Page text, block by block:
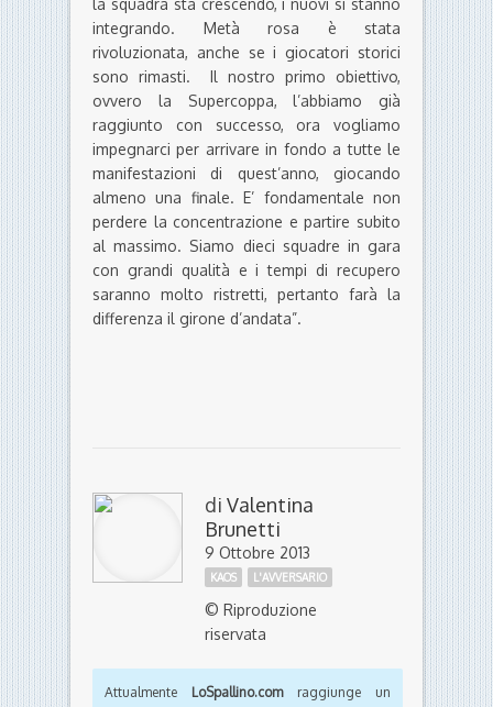
la squadra sta crescendo, i nuovi si stanno
integrando. Metà rosa è stata
rivoluzionata, anche se i giocatori storici
sono rimasti. Il nostro primo obiettivo,
ovvero la Supercoppa, l’abbiamo già
raggiunto con successo, ora vogliamo
impegnarci per arrivare in fondo a tutte le
manifestazioni di quest’anno, giocando
almeno una finale. E’ fondamentale non
perdere la concentrazione e partire subito
al massimo. Siamo dieci squadre in gara
con grandi qualità e i tempi di recupero
saranno molto ristretti, pertanto farà la
differenza il girone d’andata”.
di Valentina
Brunetti
9 Ottobre 2013
KAOS L'AVVERSARIO
© Riproduzione
riservata
Attualmente LoSpallino.comraggiunge un